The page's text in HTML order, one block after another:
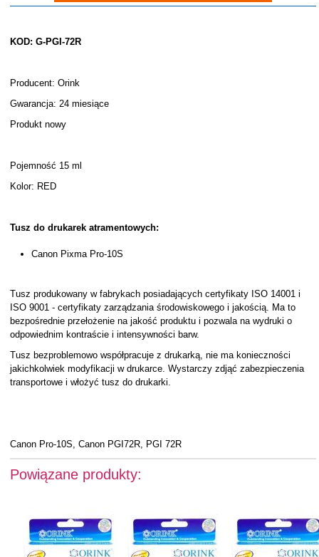
KOD: G-PGI-72R
Producent: Orink
Gwarancja: 24 miesiące
Produkt nowy
Pojemność 15 ml
Kolor: RED
Tusz do drukarek atramentowych:
Canon Pixma Pro-10S
Tusz produkowany w fabrykach posiadających certyfikaty ISO 14001 i
ISO 9001 - certyfikaty zarządzania środowiskowego i jakością. Ma to
bezpośrednie przełożenie na jakość produktu i pozwala na wydruki o
odpowiednim kontraście i intensywności barw.
Tusz bezproblemowo współpracuje z drukarką, nie ma konieczności
jakichkolwiek modyfikacji w drukarce. Wystarczy zdjąć zabezpieczenia
transportowe i włożyć tusz do drukarki.
Canon Pro-10S, Canon PGI72R, PGI 72R
Powiązane produkty: